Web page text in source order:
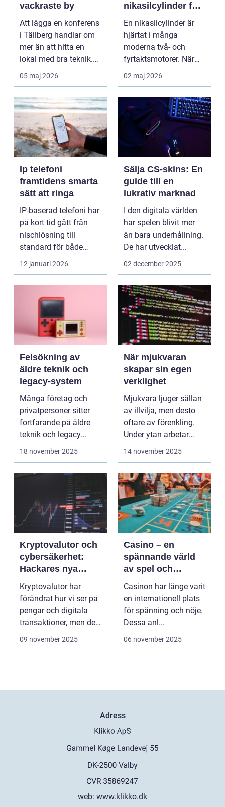
vackraste by
Att lägga en konferens
i Tällberg handlar om
mer än att hitta en
lokal med bra teknik.
Den lilla byn...
05 maj 2026
nikasilcylinder för
motorcykel och
snöskoter
En nikasilcylinder är
hjärtat i många
moderna två- och
fyrtaktsmotorer. När
den fungerar som den
02 maj 2026
Ip telefoni
framtidens smarta
sätt att ringa
IP-baserad telefoni har
på kort tid gått från
nischlösning till
standard för både
företag och privat...
12 januari 2026
Sälja CS-skins: En
guide till en
lukrativ marknad
I den digitala världen
har spelen blivit mer
än bara underhållning.
De har utvecklat...
02 december 2025
Felsökning av
äldre teknik och
legacy-system
Många företag och
privatpersoner sitter
fortfarande på äldre
teknik och legacy...
18 november 2025
När mjukvaran
skapar sin egen
verklighet
Mjukvara ljuger sällan
av illvilja, men desto
oftare av förenkling.
Under ytan arbetar
pro...
14 november 2025
Kryptovalutor och
cybersäkerhet:
Hackares nya
lekplats
Kryptovalutor har
förändrat hur vi ser på
pengar och digitala
transaktioner, men de
...
09 november 2025
Casino – en
spännande värld
av spel och
underhållning
Casinon har länge varit
en internationell plats
för spänning och nöje.
Dessa anl...
06 november 2025
Adress
web: www.klikko.dk